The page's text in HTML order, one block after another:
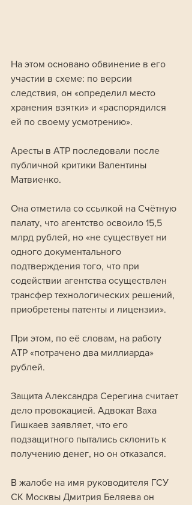
На этом основано обвинение в его
участии в схеме: по версии
следствия, он «определил место
хранения взятки» и «распорядился
ей по своему усмотрению».
Аресты в АТР последовали после
публичной критики Валентины
Матвиенко.
Она отметила со ссылкой на Счётную
палату, что агентство освоило 15,5
млрд рублей, но «не существует ни
одного документального
подтверждения того, что при
содействии агентства осуществлен
трансфер технологических решений,
приобретены патенты и лицензии».
При этом, по её словам, на работу
АТР «потрачено два миллиарда»
рублей.
Защита Александра Серегина считает
дело провокацией. Адвокат Ваха
Гишкаев заявляет, что его
подзащитного пытались склонить к
получению денег, но он отказался.
В жалобе на имя руководителя ГСУ
СК Москвы Дмитрия Беляева он